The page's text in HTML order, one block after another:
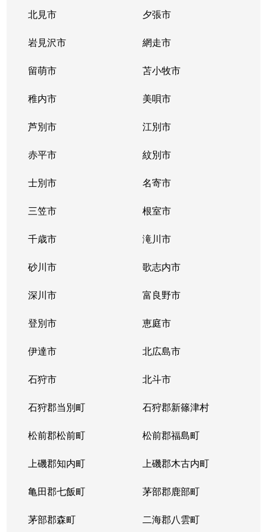
北見市 夕張市
岩見沢市 網走市
留萌市 苫小牧市
稚内市 美唄市
芦別市 江別市
赤平市 紋別市
士別市 名寄市
三笠市 根室市
千歳市 滝川市
砂川市 歌志内市
深川市 富良野市
登別市 恵庭市
伊達市 北広島市
石狩市 北斗市
石狩郡当別町 石狩郡新篠津村
松前郡松前町 松前郡福島町
上磯郡知内町 上磯郡木古内町
亀田郡七飯町 茅部郡鹿部町
茅部郡森町 二海郡八雲町